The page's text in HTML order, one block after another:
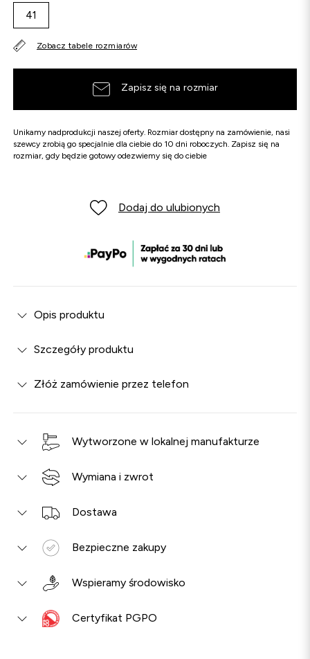
41
Zobacz tabele rozmiarów
Zapisz się na rozmiar
Unikamy nadprodukcji naszej oferty. Rozmiar dostępny na zamówienie, nasi
szewcy zrobią go specjalnie dla ciebie do 10 dni roboczych. Zapisz się na
rozmiar, gdy będzie gotowy odezwiemy się do ciebie
Dodaj do ulubionych
Opis produktu
Szczegóły produktu
Złóż zamówienie przez telefon
Wytworzone w lokalnej manufakturze
Wymiana i zwrot
Dostawa
Bezpieczne zakupy
Wspieramy środowisko
Certyfikat PGPO